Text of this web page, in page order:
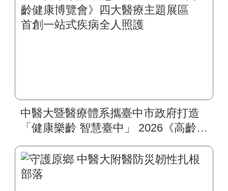
中醫大暨醫療體系攜臺中市政府打造
「健康樂齡 智慧臺中」 2026《高齡健
一站式疾病全人照護